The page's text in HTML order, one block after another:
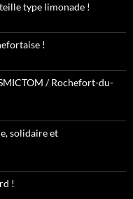
type limonade !
!
/ Rochefort-du-
solidaire et
!